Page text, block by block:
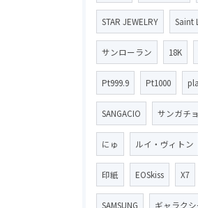
STAR JEWELRY Saint
サンローラン 18K
Pt999.9 Pt1000
SANGACIO サンガチョ
にゅ ルイ・ヴィトン
印紙 EOSkiss X7
SAMSUNG ギャラクシ